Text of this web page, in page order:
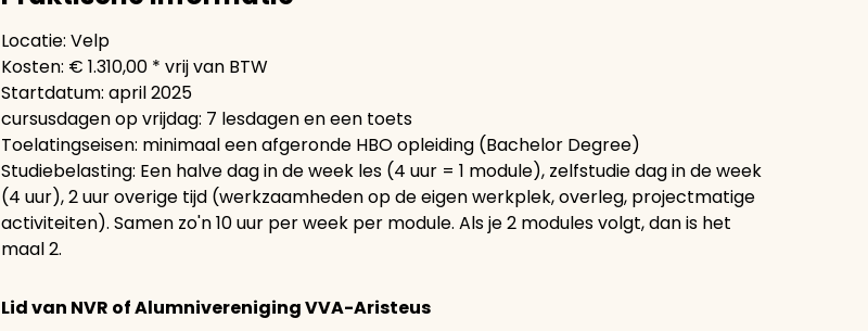
Locatie: Velp
Kosten: € 1.310,00 * vrij van BTW
Startdatum: april 2025
cursusdagen op vrijdag: 7 lesdagen en een toets
Toelatingseisen: minimaal een afgeronde HBO opleiding (Bachelor Degree)
Studiebelasting: Een halve dag in de week les (4 uur = 1 module), zelfstudie dag in de week
(4 uur), 2 uur overige tijd (werkzaamheden op de eigen werkplek, overleg, projectmatige
activiteiten). Samen zo'n 10 uur per week per module. Als je 2 modules volgt, dan is het
maal 2.
Lid van NVR of Alumnivereniging VVA-Aristeus